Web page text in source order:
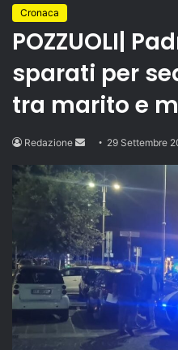
Cronaca
POZZUOLI|
sparati per
tra marito e
Redazione
Send
email
29 Settembre